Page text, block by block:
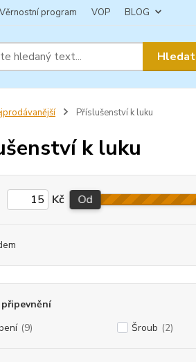
Věrnostní program VOP BLOG
Hledat
Příslušenství k luku
k luku
Kč Od
(9) Šroub (2)